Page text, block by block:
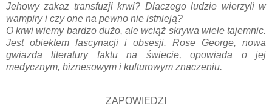
Jehowy zakaz transfuzji krwi? Dlaczego ludzie wierzyli w
wampiry i czy one na pewno nie istnieją?
O krwi wiemy bardzo dużo, ale wciąż skrywa wiele tajemnic.
Jest obiektem fascynacji i obsesji. Rose George, nowa
gwiazda literatury faktu na świecie, opowiada o jej
medycznym, biznesowym i kulturowym znaczeniu.
ZAPOWIEDZI